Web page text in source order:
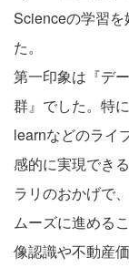
Scienceの学習
た。
第一印象は『デ
群』でした。特
learnなどのライ
感的に実現でき
ラリのおかげで
ムーズに進める
像認識や不動産